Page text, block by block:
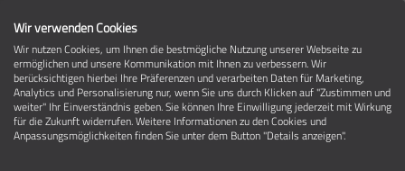
Umzug in 44267 Dortmund-Benninghofen
Ein Umzug ist Vertrauenssache
Wir verwenden Cookies
Wir nutzen Cookies, um Ihnen die bestmögliche Nutzung unserer Webseite zu
ermöglichen und unsere Kommunikation mit Ihnen zu verbessern. Wir
berücksichtigen hierbei Ihre Präferenzen und verarbeiten Daten für Marketing,
Analytics und Personalisierung nur, wenn Sie uns durch Klicken auf "Zustimmen und
weiter" Ihr Einverständnis geben. Sie können Ihre Einwilligung jederzeit mit Wirkung
für die Zukunft widerrufen. Weitere Informationen zu den Cookies und
Anpassungsmöglichkeiten finden Sie unter dem Button "Details anzeigen".